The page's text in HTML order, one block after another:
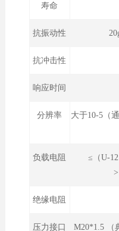
寿命
抗振动性
抗冲击性
响应时间
分辨率
大于10-5（
负载电阻
≤（U-
绝缘电阻
压力接口 M20*1.5